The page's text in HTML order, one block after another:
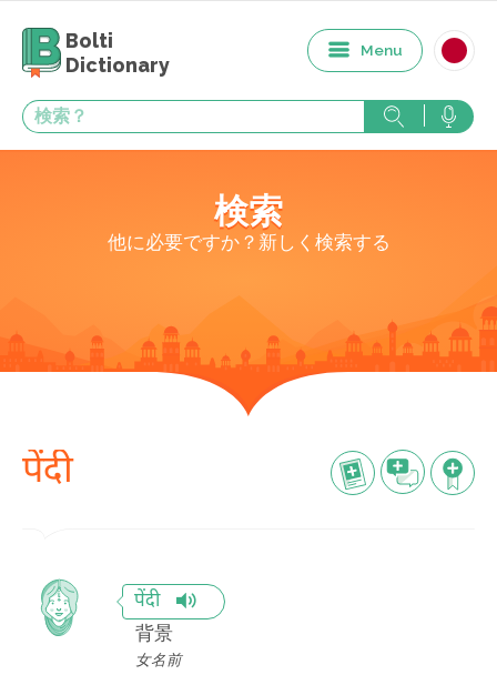
Bolti
Dictionary
Menu
検索
他に必要ですか？新しく検索する
पेंदी
पेंदी
背景
女名前